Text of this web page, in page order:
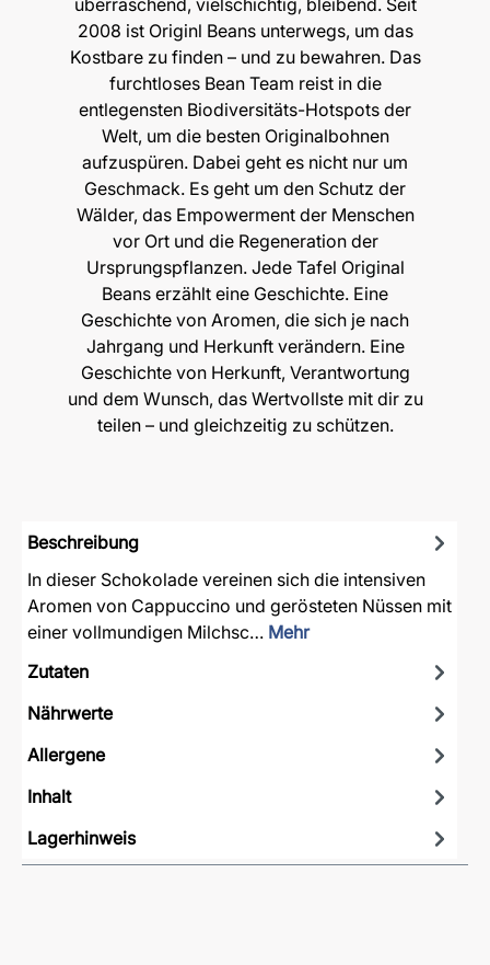
überraschend, vielschichtig, bleibend. Seit
2008 ist Originl Beans unterwegs, um das
Kostbare zu finden – und zu bewahren. Das
furchtloses Bean Team reist in die
entlegensten Biodiversitäts-Hotspots der
Welt, um die besten Originalbohnen
aufzuspüren. Dabei geht es nicht nur um
Geschmack. Es geht um den Schutz der
Wälder, das Empowerment der Menschen
vor Ort und die Regeneration der
Ursprungspflanzen. Jede Tafel Original
Beans erzählt eine Geschichte. Eine
Geschichte von Aromen, die sich je nach
Jahrgang und Herkunft verändern. Eine
Geschichte von Herkunft, Verantwortung
und dem Wunsch, das Wertvollste mit dir zu
teilen – und gleichzeitig zu schützen.
Beschreibung
In dieser Schokolade vereinen sich die intensiven
Aromen von Cappuccino und gerösteten Nüssen mit
einer vollmundigen Milchsc… Mehr
Zutaten
Nährwerte
Allergene
Inhalt
Lagerhinweis